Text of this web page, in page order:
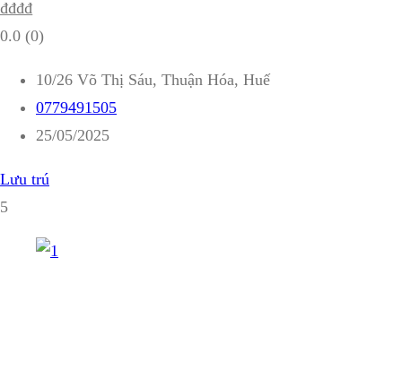
₫₫₫₫
0.0 (0)
10/26 Võ Thị Sáu, Thuận Hóa, Huế
0779491505
25/05/2025
Lưu trú
5